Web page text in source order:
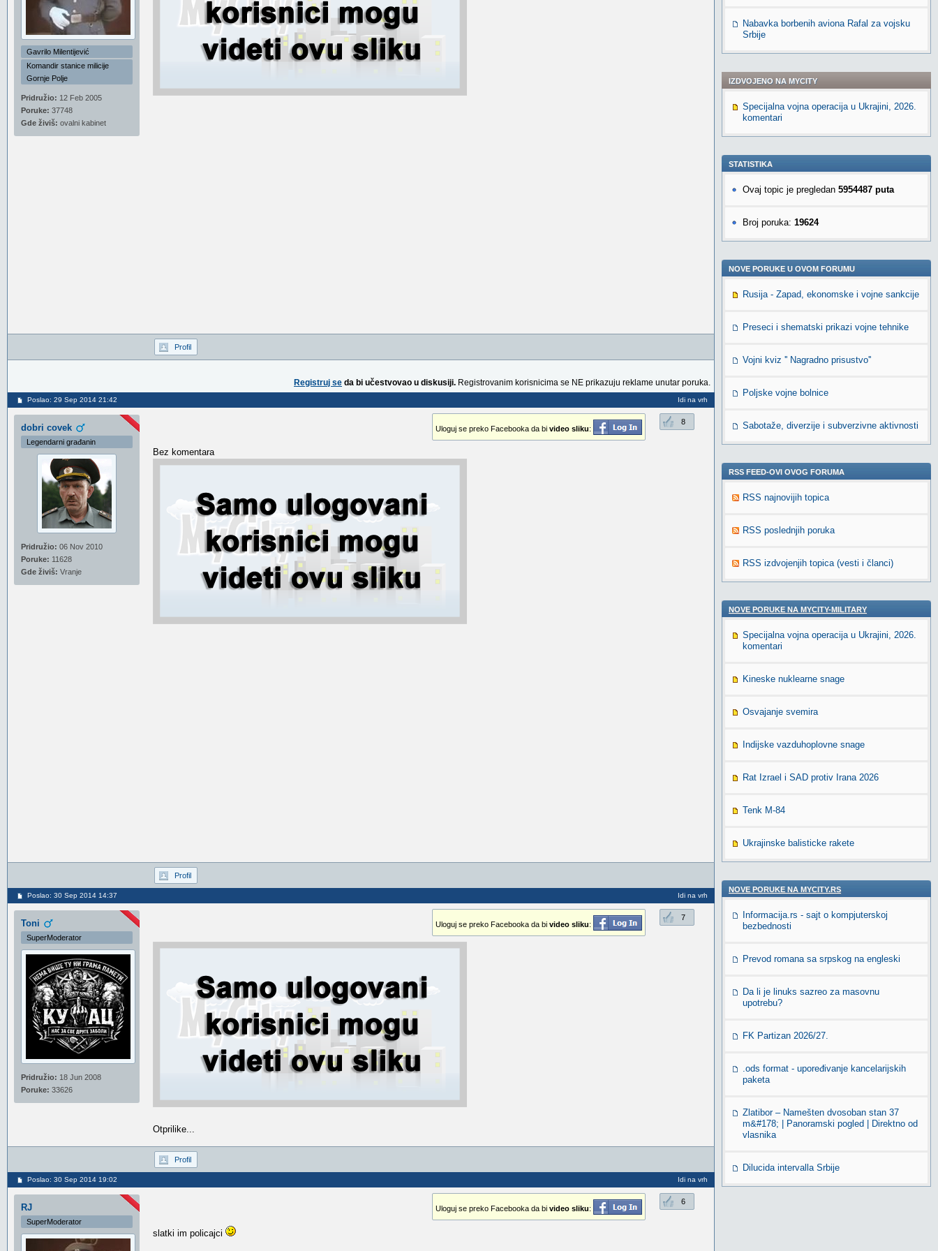
Gavrilo Milentijević
Komandir stanice milicije
Gornje Polje
Pridružio: 12 Feb 2005
Poruke: 37748
Gde živiš: ovalni kabinet
Profil
Registruj se da bi učestvovao u diskusiji. Registrovanim korisnicima se NE prikazuju reklame unutar poruka.
Poslao: 29 Sep 2014 21:42 Idi na vrh
dobri covek
Legendarni građanin
Pridružio: 06 Nov 2010
Poruke: 11628
Gde živiš: Vranje
8
Uloguj se preko Facebooka da bi video sliku:
Bez komentara
Profil
Poslao: 30 Sep 2014 14:37 Idi na vrh
Toni
SuperModerator
Pridružio: 18 Jun 2008
Poruke: 33626
7
Uloguj se preko Facebooka da bi video sliku:
Otprilike...
Profil
Poslao: 30 Sep 2014 19:02 Idi na vrh
RJ
SuperModerator
6
Uloguj se preko Facebooka da bi video sliku:
slatki im policajci
Nabavka borbenih aviona Rafal za vojsku
Srbije
IZDVOJENO NA MYCITY
Specijalna vojna operacija u Ukrajini, 2026.
komentari
STATISTIKA
Ovaj topic je pregledan 5954487 puta
Broj poruka: 19624
NOVE PORUKE U OVOM FORUMU
Rusija - Zapad, ekonomske i vojne sankcije
Preseci i shematski prikazi vojne tehnike
Vojni kviz '' Nagradno prisustvo''
Poljske vojne bolnice
Sabotaže, diverzije i subverzivne aktivnosti
RSS FEED-OVI OVOG FORUMA
RSS najnovijih topica
RSS poslednjih poruka
RSS izdvojenjih topica (vesti i članci)
NOVE PORUKE NA MYCITY-MILITARY
Specijalna vojna operacija u Ukrajini, 2026.
komentari
Kineske nuklearne snage
Osvajanje svemira
Indijske vazduhoplovne snage
Rat Izrael i SAD protiv Irana 2026
Tenk M-84
Ukrajinske balisticke rakete
NOVE PORUKE NA MYCITY.RS
Informacija.rs - sajt o kompjuterskoj
bezbednosti
Prevod romana sa srpskog na engleski
Da li je linuks sazreo za masovnu
upotrebu?
FK Partizan 2026/27.
.ods format - upoređivanje kancelarijskih
paketa
Zlatibor – Namešten dvosoban stan 37
m&#178; | Panoramski pogled | Direktno od
vlasnika
Dilucida intervalla Srbije